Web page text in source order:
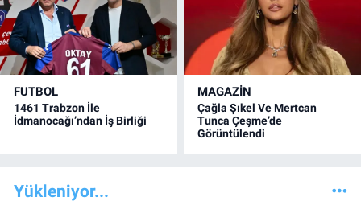
FUTBOL
1461 Trabzon İle
İdmanocağı’ndan İş Birliği
MAGAZİN
Çağla Şıkel Ve Mertcan
Tunca Çeşme’de
Görüntülendi
Yükleniyor...